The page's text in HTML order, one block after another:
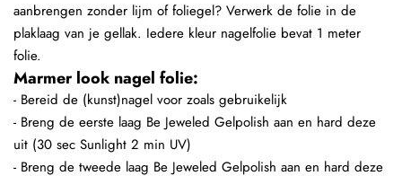
aanbrengen zonder lijm of foliegel? Verwerk de folie in de
plaklaag van je gellak. Iedere kleur nagelfolie bevat 1 meter
folie.
Marmer look nagel folie:
- Bereid de (kunst)nagel voor zoals gebruikelijk
- Breng de eerste laag Be Jeweled Gelpolish aan en hard deze
uit (30 sec Sunlight 2 min UV)
- Breng de tweede laag Be Jeweled Gelpolish aan en hard deze